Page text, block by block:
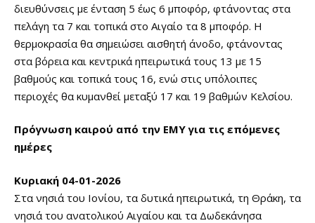
διευθύνσεις με ένταση 5 έως 6 μποφόρ, φτάνοντας στα
πελάγη τα 7 και τοπικά στο Αιγαίο τα 8 μποφόρ. Η
θερμοκρασία θα σημειώσει αισθητή άνοδο, φτάνοντας
στα βόρεια και κεντρικά ηπειρωτικά τους 13 με 15
βαθμούς και τοπικά τους 16, ενώ στις υπόλοιπες
περιοχές θα κυμανθεί μεταξύ 17 και 19 βαθμών Κελσίου.
Πρόγνωση καιρού από την ΕΜΥ για τις επόμενες
ημέρες
Κυριακή 04-01-2026
Στα νησιά του Ιονίου, τα δυτικά ηπειρωτικά, τη Θράκη, τα
νησιά του ανατολικού Αιγαίου και τα Δωδεκάνησα